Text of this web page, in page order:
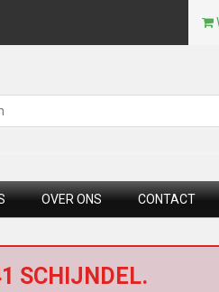
OVER ONS CONTACT
SCHIJNDEL.